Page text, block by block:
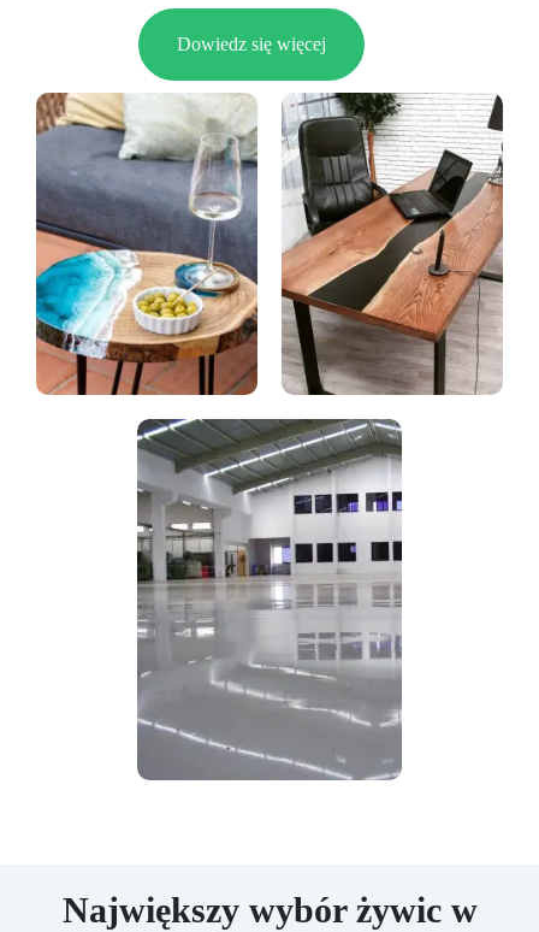
Dowiedz się więcej
Największy wybór żywic w